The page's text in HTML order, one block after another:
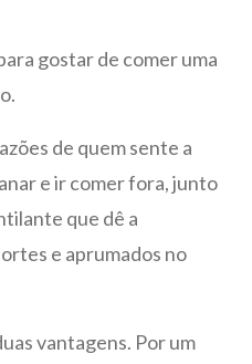
gostar de comer uma
de quem sente a
e ir comer fora, junto
que dê a
e aprumados no
vantagens. Por um